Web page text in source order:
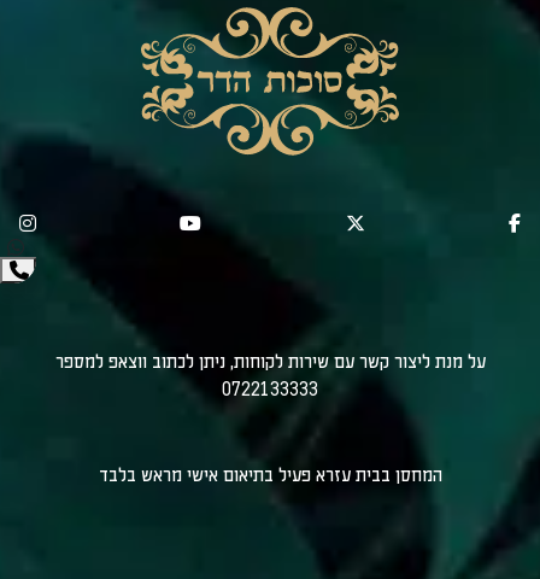
על מנת ליצור קשר עם שירות לקוחות, ניתן לכתוב ווצאפ למספר
0722133333
המחסן בבית עזרא פעיל בתיאום אישי מראש בלבד